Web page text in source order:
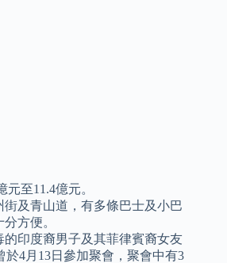
至11.4億元。
街及青山道，有多條巴士及小巴
方便。
的印度裔男子及其菲律賓裔女友
於4月13日參加聚會，聚會中有3